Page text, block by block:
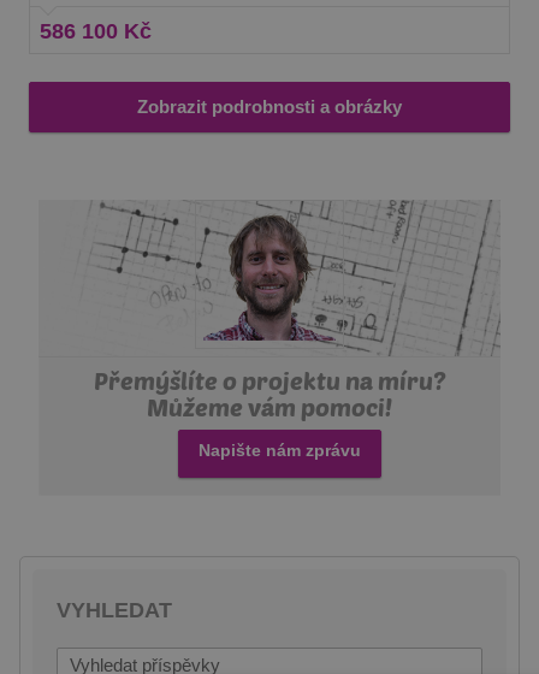
586 100 Kč
Zobrazit podrobnosti a obrázky
Přemýšlíte o projektu na míru?
Můžeme vám pomoci!
Napište nám zprávu
VYHLEDAT